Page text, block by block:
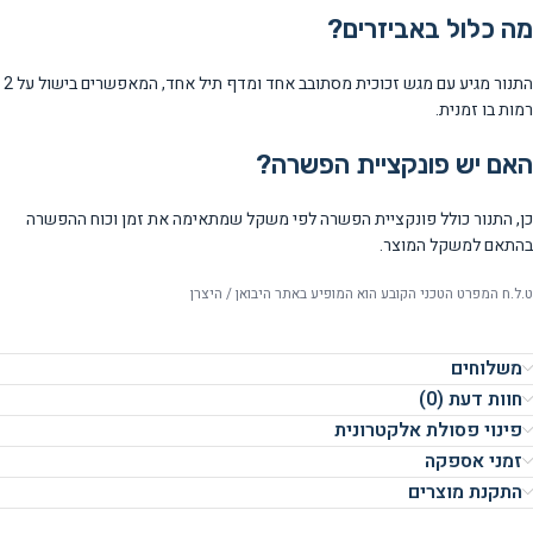
מה כלול באביזרים?
התנור מגיע עם מגש זכוכית מסתובב אחד ומדף תיל אחד, המאפשרים בישול על 2
רמות בו זמנית.
האם יש פונקציית הפשרה?
כן, התנור כולל פונקציית הפשרה לפי משקל שמתאימה את זמן וכוח ההפשרה
בהתאם למשקל המוצר.
ט.ל.ח המפרט הטכני הקובע הוא המופיע באתר היבואן / היצרן
משלוחים
חוות דעת (0)
פינוי פסולת אלקטרונית
זמני אספקה
התקנת מוצרים